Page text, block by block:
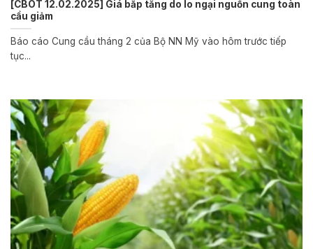
[CBOT 12.02.2025] Giá bắp tăng do lo ngại nguồn cung toàn
cầu giảm
Báo cáo Cung cầu tháng 2 của Bộ NN Mỹ vào hôm trước tiếp
tục...